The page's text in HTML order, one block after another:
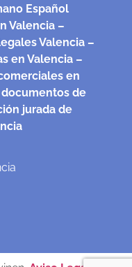
Español
Valencia –
Valencia –
en Valencia –
en
de
jurada de